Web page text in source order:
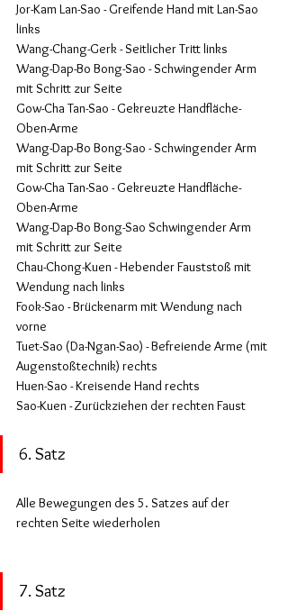
Jor-Kam Lan-Sao - Greifende Hand mit Lan-Sao
links
Wang-Chang-Gerk - Seitlicher Tritt links
Wang-Dap-Bo Bong-Sao - Schwingender Arm
mit Schritt zur Seite
Gow-Cha Tan-Sao - Gekreuzte Handfläche-
Oben-Arme
Wang-Dap-Bo Bong-Sao - Schwingender Arm
mit Schritt zur Seite
Gow-Cha Tan-Sao - Gekreuzte Handfläche-
Oben-Arme
Wang-Dap-Bo Bong-Sao Schwingender Arm
mit Schritt zur Seite
Chau-Chong-Kuen - Hebender Fauststoß mit
Wendung nach links
Fook-Sao - Brückenarm mit Wendung nach
vorne
Tuet-Sao (Da-Ngan-Sao) - Befreiende Arme (mit
Augenstoßtechnik) rechts
Huen-Sao - Kreisende Hand rechts
Sao-Kuen - Zurückziehen der rechten Faust
6. Satz
Alle Bewegungen des 5. Satzes auf der
rechten Seite wiederholen
7. Satz